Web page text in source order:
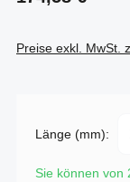
Preise exkl. MwSt.
Länge (mm):
Sie können von